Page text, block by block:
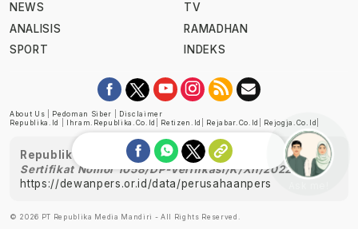
NEWS
ANALISIS
SPORT
TV
RAMADHAN
INDEKS
About Us Pedoman Siber
Disclaimer
Republika.id
Ihram.republika.co.id Retizen.id Rejabar.co.id Rejogja.co.id
Republika telah diverifikasi oleh Dewan Pers
Sertifikat Nomor 1058/DP-Verifikasi/K/XII/2022
https://dewanpers.or.id/data/perusahaanpers
© 2026 PT Republika Media Mandiri - All Rights Reserved.